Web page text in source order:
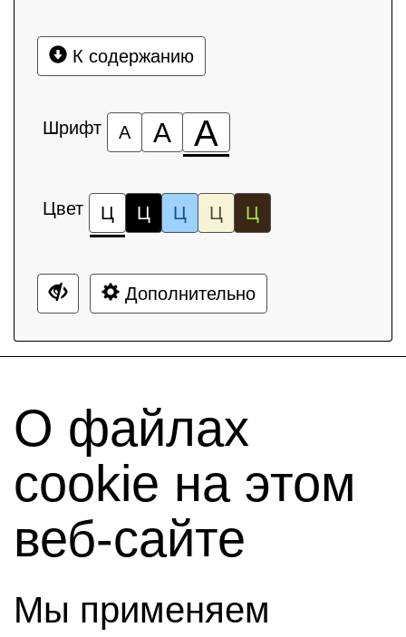
К содержанию
Шрифт А А А
Цвет Ц Ц Ц Ц Ц
Дополнительно
О файлах
cookie на этом
веб-сайте
Мы применяем